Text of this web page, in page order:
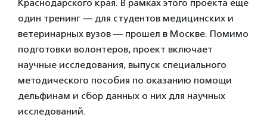
Краснодарского края. В рамках этого проекта еще
один тренинг — для студентов медицинских и
ветеринарных вузов — прошел в Москве. Помимо
подготовки волонтеров, проект включает
научные исследования, выпуск специального
методического пособия по оказанию помощи
дельфинам и сбор данных о них для научных
исследований.